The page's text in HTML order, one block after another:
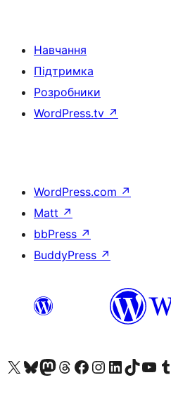
Навчання
Підтримка
Розробники
WordPress.tv ↗
WordPress.com ↗
Matt ↗
bbPress ↗
BuddyPress ↗
Visit our X (formerly Twitter) account
Visit our Bluesky account
Завітайте до нашої стрічки в Mastodon
Visit our Threads account
Завітайте на нашу сторінку в Facebook
Visit our Instagram account
Visit our LinkedIn account
Visit our TikTok
Visit our